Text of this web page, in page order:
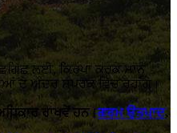
ਲਈ, ਕਿਰਪਾ ਕਰਕੇ ਸਾਨੂੰ
ਦੇ ਅੰਦਰ ਸੰਪਰਕ ਵਿੱਚ ਰਹਾਂਗੇ।
ਰਾਖਵੇਂ ਹਨ।ਗਰਮ ਉਤਪਾਦ,